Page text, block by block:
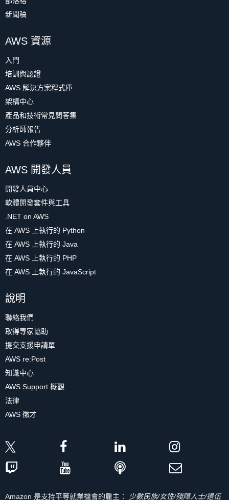
新聞稿
AWS 資源
入門
培訓與認證
AWS 解決方案程式庫
架構中心
產品和技術常見問答集
分析師報告
AWS 合作夥伴
AWS 開發人員
開發人員中心
軟體開發套件與工具
.NET on AWS
在 AWS 上執行的 Python
在 AWS 上執行的 Java
在 AWS 上執行的 PHP
在 AWS 上執行的 JavaScript
說明
聯絡我們
取得專家協助
提交支援申請單
AWS re:Post
知識中心
AWS Support 概觀
法律
AWS 徵才
Amazon 是支持平等就業機會的雇主： 少數民族/女性/殘障人士/退伍